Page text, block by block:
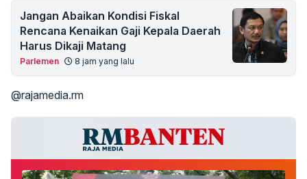
Jangan Abaikan Kondisi Fiskal
Rencana Kenaikan Gaji Kepala Daerah
Harus Dikaji Matang
Parlemen 8 jam yang lalu
@rajamedia.rm